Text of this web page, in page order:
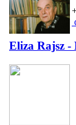
Eliza Rajsz -